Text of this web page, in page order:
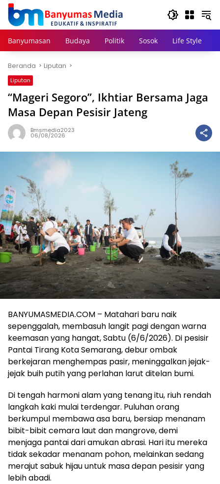
Langsung
konten
Banyumasan Budaya Politik Sosok Life Style
Beranda Liputan
Liputan
“Mageri Segoro”, Ikhtiar Bersama Jaga
Masa Depan Pesisir Jateng
Bmsmedia2023
06/08/2026
BANYUMASMEDIA.COM – Matahari baru naik
sepenggalah, membasuh langit pagi dengan warna
keemasan yang hangat, Sabtu (6/6/2026). Di pesisir
Pantai Tirang Kota Semarang, debur ombak
berkejaran menghempas pasir, meninggalkan jejak-
jejak buih putih yang perlahan larut ditelan bumi.
Di tengah harmoni alam yang tenang itu, riuh rendah
langkah kaki mulai terdengar. Puluhan orang
berkumpul membawa asa baru, bersiap menanam
bibit-bibit cemara laut dan mangrove, demi
menjaga pantai dari amukan abrasi. Hari itu mereka
tidak sekadar menanam pohon, melainkan sedang
merajut sabuk hijau untuk masa depan pesisir yang
lebih abadi.